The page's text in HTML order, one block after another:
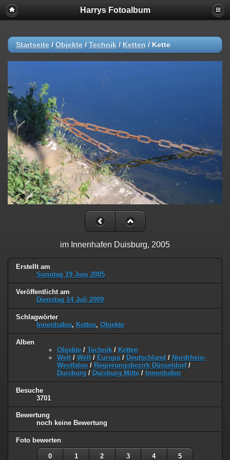
Harrys Fotoalbum
Startseite / Objekte / Technik / Ketten / Kette
im Innenhafen Duisburg, 2005
Erstellt am
Sonntag 19 Juni 2005
Veröffentlicht am
Dienstag 14 Juli 2009
Schlagwörter
Innenhafen, Ketten, Objekte
Alben
Objekte / Technik / Ketten
Welt / Welt / Europa / Deutschland / Nordrhein-
Westfalen / Regierungsbezirk Düsseldorf/
Duisburg / Duisburg Mitte / Innenhafen
Besuche
3701
Bewertung
noch keine Bewertung
Foto bewerten
0 1 2 3 4 5